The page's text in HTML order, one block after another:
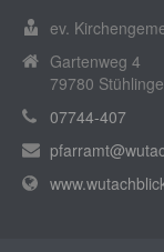
ev.
Gartenweg 4
79780
07744-407